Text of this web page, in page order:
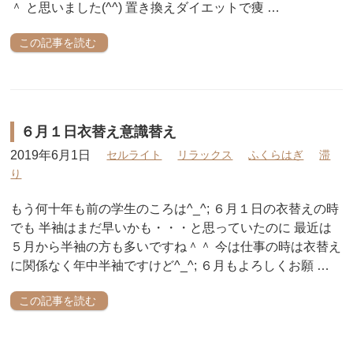
＾ と思いました(^^) 置き換えダイエットで痩 …
この記事を読む
６月１日衣替え意識替え
2019年6月1日 セルライト リラックス ふくらはぎ
滞
り
もう何十年も前の学生のころは^_^; ６月１日の衣替えの時
でも 半袖はまだ早いかも・・・と思っていたのに 最近は
５月から半袖の方も多いですね＾＾ 今は仕事の時は衣替え
に関係なく年中半袖ですけど^_^; ６月もよろしくお願 …
この記事を読む